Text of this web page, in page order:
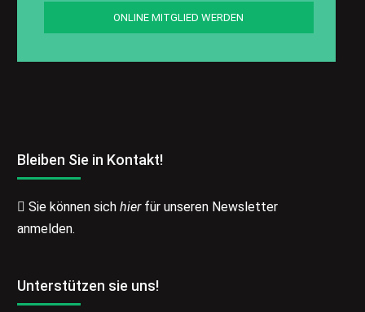
ONLINE MITGLIED WERDEN
Bleiben Sie in Kontakt!
Sie können sichhier für unseren Newsletter
anmelden.
Unterstützen sie uns!